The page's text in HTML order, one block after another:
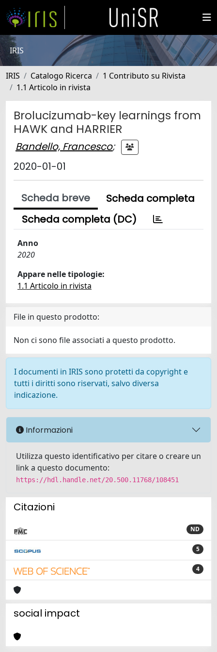
IRIS
IRIS Catalogo Ricerca
1 Contributo su Rivista
1.1 Articolo in rivista
Brolucizumab-key learnings from
HAWK and HARRIER
Bandello, Francesco;
2020-01-01
Scheda breve
Scheda completa
Scheda completa (DC)
Anno
2020
Appare nelle tipologie:
1.1 Articolo in rivista
File in questo prodotto:
Non ci sono file associati a questo prodotto.
I documenti in IRIS sono protetti da copyright e
tutti i diritti sono riservati, salvo diversa
indicazione.
Informazioni
Utilizza questo identificativo per citare o creare un
link a questo documento:
https://hdl.handle.net/20.500.11768/108451
Citazioni
ND
5
4
social impact